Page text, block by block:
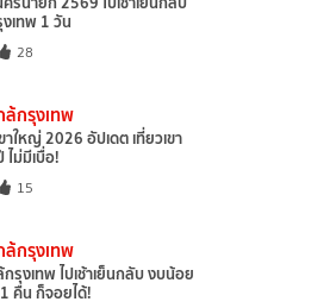
เทพ 1 วัน
28
ล้กรุงเทพ
าใหญ่ 2026 อัปเดต เที่ยวเขา
ม่มีเบื่อ!
15
ล้กรุงเทพ
กรุงเทพ ไปเช้าเย็นกลับ งบน้อย
คืน ก็จอยได้!